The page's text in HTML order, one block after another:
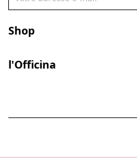
Shop
l'Officina